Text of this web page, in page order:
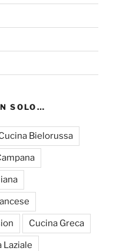
SOLO…
Bielorussa
Cucina Greca
Laziale